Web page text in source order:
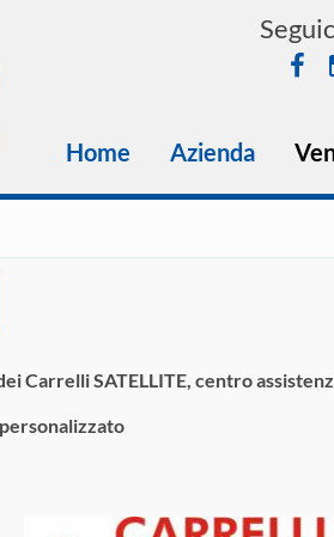
Home Azienda
Carrelli SATELLITE, centro